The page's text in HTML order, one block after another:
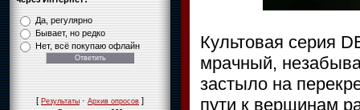
Да, регулярно
Бывает, но редко
Нет, всё покупаю офлайн
[Результаты·Архив опросов]
Культовая серия
мрачный,
застыло на
пути к вершинам